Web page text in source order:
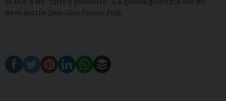
devo aprire (Don Gian Franco Poli).